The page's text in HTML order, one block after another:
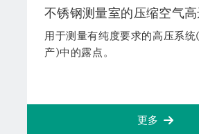
不锈钢测量室的压缩空气
用于测量有纯度要求的高压系
产)中的露点。
更多